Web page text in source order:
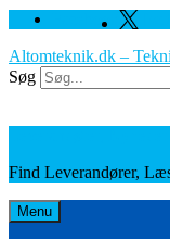
Facebook
Altomteknik.dk –
Søg
Find Leverandører,
Menu